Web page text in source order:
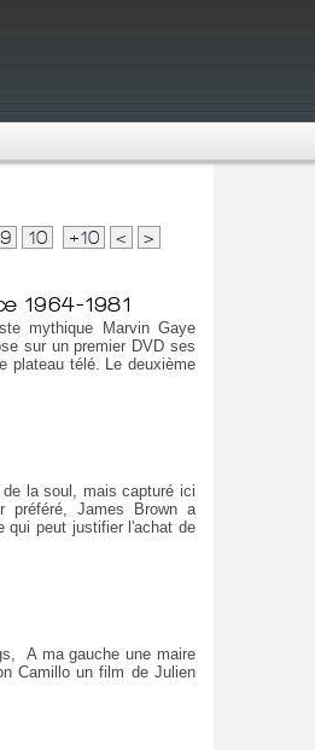
9 10 +10 < >
1964-1981
mythique Marvin Gaye
sur un premier DVD ses
plateau télé. Le deuxième
la soul, mais capturé ici
préféré, James Brown a
qui peut justifier l'achat de
A ma gauche une maire
Camillo un film de Julien